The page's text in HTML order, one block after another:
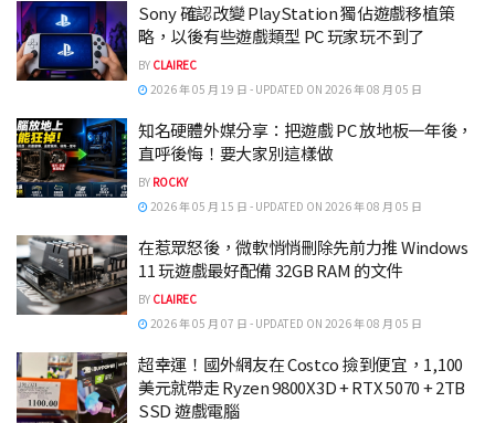
Sony 確認改變 PlayStation 獨佔遊戲移植策
略，以後有些遊戲類型 PC 玩家玩不到了
BY CLAIREC
2026 年 05 月 19 日 - UPDATED ON 2026 年 08 月 05 日
知名硬體外媒分享：把遊戲 PC 放地板一年後，
直呼後悔！要大家別這樣做
BY ROCKY
2026 年 05 月 15 日 - UPDATED ON 2026 年 08 月 05 日
在惹眾怒後，微軟悄悄刪除先前力推 Windows
11 玩遊戲最好配備 32GB RAM 的文件
BY CLAIREC
2026 年 05 月 07 日 - UPDATED ON 2026 年 08 月 05 日
超幸運！國外網友在 Costco 撿到便宜，1,100
美元就帶走 Ryzen 9800X3D + RTX 5070 + 2TB
SSD 遊戲電腦